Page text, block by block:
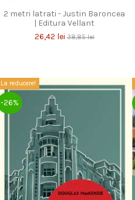
2 metri latrati - Justin Baroncea
| Editura Vellant
26,42 lei 38,85 lei
La reducere!
-26%